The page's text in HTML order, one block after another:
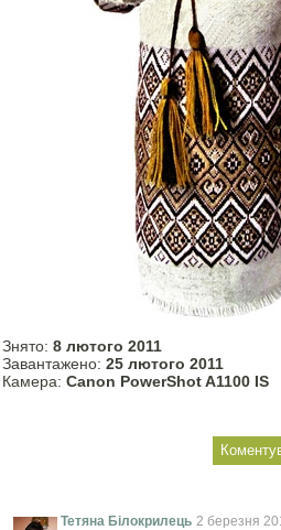
Знято: 8 лютого 2011
Завантажено: 25 лютого 2011
Камера: Canon PowerShot A1100 IS
Тетяна Білокрилець 2 березня